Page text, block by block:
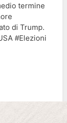
termine
di Trump.
#Elezioni